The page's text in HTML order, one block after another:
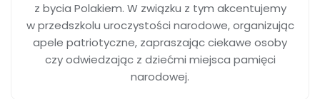
z bycia Polakiem. W związku z tym akcentujemy
w przedszkolu uroczystości narodowe, organizując
apele patriotyczne, zapraszając ciekawe osoby
czy odwiedzając z dziećmi miejsca pamięci
narodowej.